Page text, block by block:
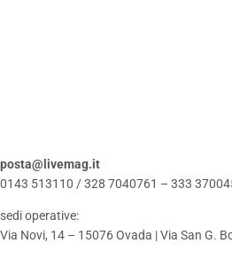
posta@livemag.it
0143 513110 / 328 7040761 – 333
sedi operative:
Via Novi, 14 – 15076 Ovada | Via San G.